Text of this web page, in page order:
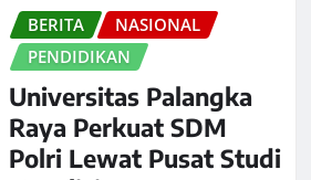
BERITA
NASIONAL
PENDIDIKAN
Universitas Palangka
Raya Perkuat SDM
Polri Lewat Pusat Studi